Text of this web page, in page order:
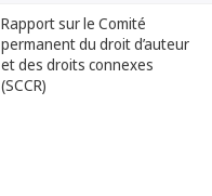
Rapport sur le Comité
permanent du droit d’auteur
et des droits connexes
(SCCR)